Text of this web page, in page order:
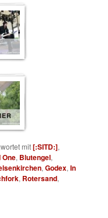
mit[:SITD:],
One, Blutengel,
,Godex,In
, Rotersand,